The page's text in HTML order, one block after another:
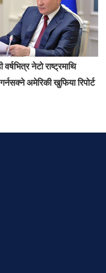
नेटो राष्ट्रमाथि
अमेरिकी खुफिया रिपोर्ट